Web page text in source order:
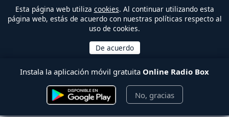
Esta página web utiliza cookies. Al continuar utilizando esta
página web, estás de acuerdo con nuestras políticas respecto al
uso de cookies.
Instala la aplicación móvil gratuita Online Radio Box
No, gracias